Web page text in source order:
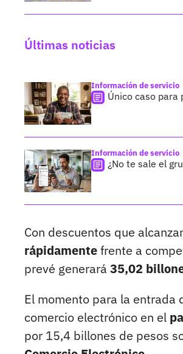
Últimas noticias
Información de servicio
Único caso
Información de servicio
¿No te sale el
Con descuentos que
rápidamentefrente a
prevé generará 35,02
El momento para la entrada
comercio electrónico en el
por 15,4 billones de pesos